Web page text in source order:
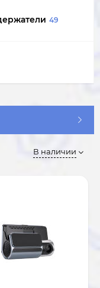
49
В наличии